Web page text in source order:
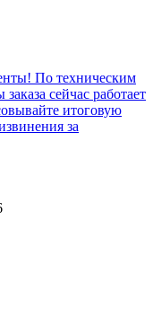
По техническим
сейчас работает
итоговую
за